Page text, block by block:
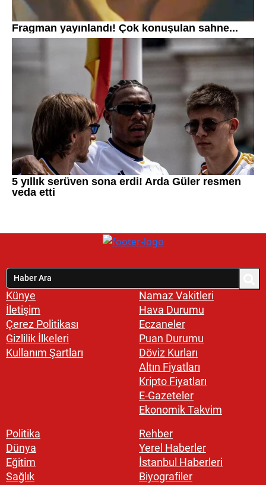
Künye
İletişim
Çerez Politikası
Gizlilik İlkeleri
Kullanım Şartları
Namaz Vakitleri
Hava Durumu
Eczaneler
Puan Durumu
Döviz Kurları
Altın Fiyatları
Kripto Fiyatları
E-Gazeteler
Ekonomik Takvim
Politika
Dünya
Eğitim
Sağlık
Rehber
Yerel Haberler
İstanbul Haberleri
Biyografiler